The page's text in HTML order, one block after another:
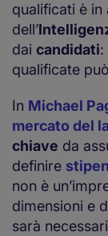
qualificati è
dell’
dai candidati:
qualificate
In Michael
mercato del
chiave da
definire
non è
dimensioni e
sarà